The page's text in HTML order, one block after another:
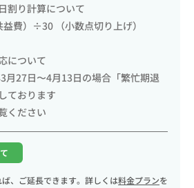
割り計算について
費）÷30 （小数点切り上げ）
について
月27日〜4月13日の場合「繁忙期退
ております
ください
、ご延長できます。詳しくは料金プランを